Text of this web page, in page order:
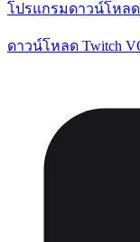
โปรแกรมดาวน์โหลด
ดาวน์โหลด Twitch